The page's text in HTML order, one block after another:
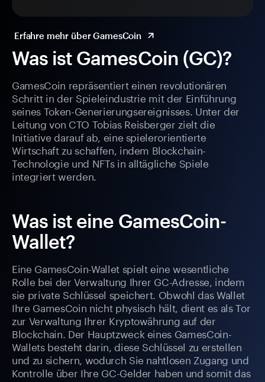
Was ist GamesCoin (GC)?
GamesCoin repräsentiert einen revolutionären
Schritt in der Spieleindustrie mit der Einführung
seines Token-Generierungsereignisses. Unter der
Leitung von CTO Tobias Reisberger zielt die
Initiative darauf ab, eine spielerorientierte
Wirtschaft zu schaffen, indem Blockchain-
Technologie und NFTs in alltägliche Spiele
integriert werden.
Was ist eine GamesCoin-
Wallet?
Eine GamesCoin-Wallet spielt eine wesentliche
Rolle bei der Verwaltung Ihrer GC-Adresse, indem
sie private Schlüssel speichert. Obwohl das Wallet
Ihre GamesCoin nicht physisch hält, dient es als Tor
zur Verwaltung Ihrer Kryptowährung auf der
Blockchain. Der Hauptzweck eines GamesCoin-
Wallets besteht darin, diese Schlüssel zu erstellen
und zu sichern, wodurch Sie nahtlosen Zugang und
Kontrolle über Ihre GC-Gelder haben und somit das
Erfahre mehr über GamesCoin